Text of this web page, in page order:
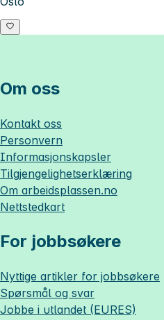
Om oss
Kontakt oss
Personvern
Informasjonskapsler
Tilgjengelighetserklæring
Om arbeidsplassen.no
Nettstedkart
For jobbsøkere
Nyttige artikler for jobbsøkere
Spørsmål og svar
Jobbe i utlandet (EURES)